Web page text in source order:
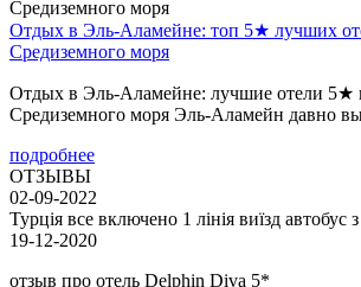
Отдых в Эль-Аламейне: топ 5★ лучших
Средиземного моря
Отдых в Эль-Аламейне: лучшие отели 5★
Средиземного моря Эль-Аламейн давно
подробнее
ОТЗЫВЫ
02-09-2022
Турція все включено 1 лінія виїзд автобус
19-12-2020
отзыв про отель Delphin Diva 5*